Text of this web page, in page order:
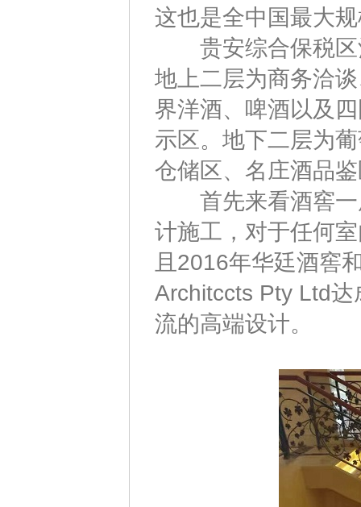
这也是全中国最大
贵安综合保税区
地上二层为商务洽
界洋酒、啤酒以及
示区。地下二层为
仓储区、名庄酒品
首先来看酒窖一
计施工，对于任何
且2016年华廷酒窖
Architccts Pty Ltd
流的高端设计。